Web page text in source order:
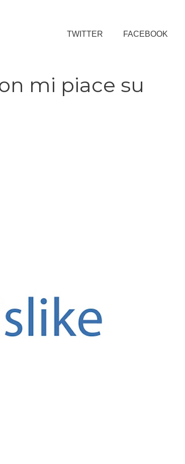
TWITTER FACEBOOK
mi piace su